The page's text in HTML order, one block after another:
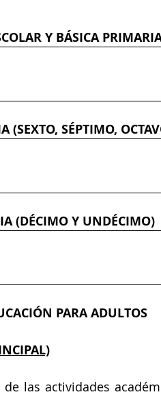
Y BÁSICA
(SEXTO, SÉPTIMO,
(DÉCIMO Y UNDÉCIMO)
PARA ADULTOS